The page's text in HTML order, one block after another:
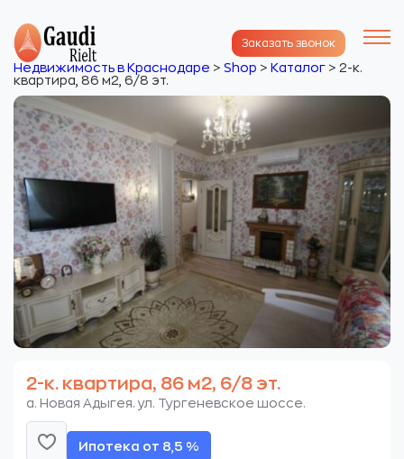
Заказать звонок
Недвижимость в Краснодаре > Shop > Каталог > 2-к.
квартира, 86 м2, 6/8 эт.
2-к. квартира, 86 м2, 6/8 эт.
а. Новая Адыгея. ул. Тургеневское шоссе.
Ипотека от 8,5 %